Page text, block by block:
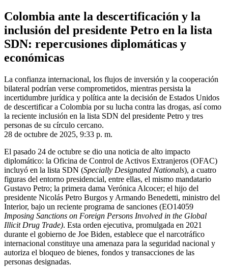
Colombia ante la descertificación y la
inclusión del presidente Petro en la lista
SDN: repercusiones diplomáticas y
económicas
La confianza internacional, los flujos de inversión y la cooperación
bilateral podrían verse comprometidos, mientras persista la
incertidumbre jurídica y política ante la decisión de Estados Unidos
de descertificar a Colombia por su lucha contra las drogas, así como
la reciente inclusión en la lista SDN del presidente Petro y tres
personas de su círculo cercano.
28 de octubre de 2025, 9:33 p. m.
El pasado 24 de octubre se dio una noticia de alto impacto
diplomático: la Oficina de Control de Activos Extranjeros (OFAC)
incluyó en la lista SDN (Specially Designated Nationals), a cuatro
figuras del entorno presidencial, entre ellas, el mismo mandatario
Gustavo Petro; la primera dama Verónica Alcocer; el hijo del
presidente Nicolás Petro Burgos y Armando Benedetti, ministro del
Interior, bajo un reciente programa de sanciones (EO14059
Imposing Sanctions on Foreign Persons Involved in the Global
Illicit Drug Trade). Esta orden ejecutiva, promulgada en 2021
durante el gobierno de Joe Biden, establece que el narcotráfico
internacional constituye una amenaza para la seguridad nacional y
autoriza el bloqueo de bienes, fondos y transacciones de las
personas designadas.